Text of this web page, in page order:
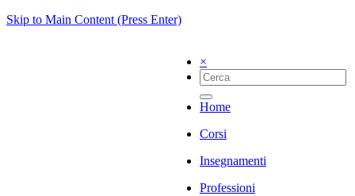
Skip to Main Content (Press Enter)
×
Home
Corsi
Insegnamenti
Professioni